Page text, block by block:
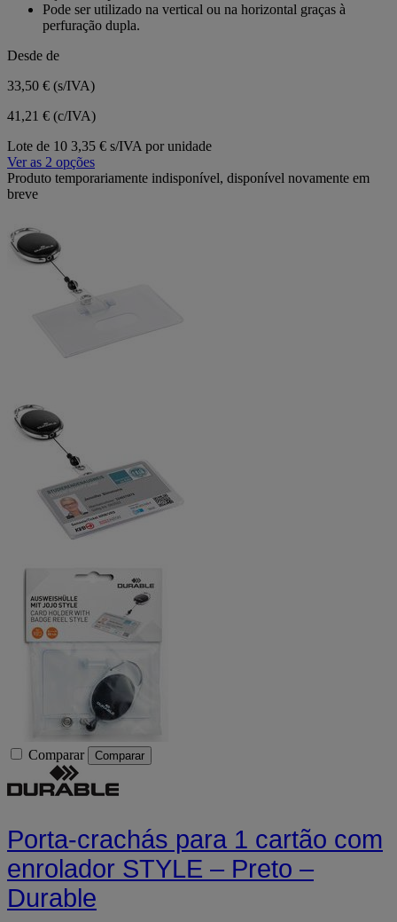
Pode ser utilizado na vertical ou na horizontal graças à
perfuração dupla.
Desde de
33,50 € (s/IVA)
41,21 € (c/IVA)
Lote de 10 3,35 € s/IVA por unidade
Ver as 2 opções
Produto temporariamente indisponível, disponível novamente em
breve
Comparar Comparar
Porta-crachás para 1 cartão com
enrolador STYLE – Preto –
Durable